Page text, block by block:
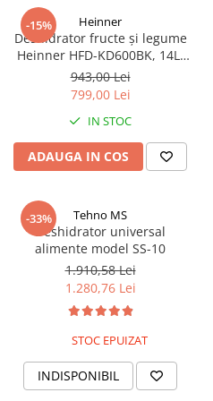
Piese si consumabile pentru
MOTOCOSITORI
Plantatoare + Semanatori
Scarificatoare
Fierastraie electrice
Freze de zapada
Freze si carote
Generatoare
Masini de slefuit
Macarale si electopalane
Masini de tencuit
Masini de taiat placi ceramice /
gresie / faianta / parchet
Masini de canelat
Menghine
Motoare termice
Convectoare
Purificatoare aer
Radiatoare
Sobe pe gaz
Ventilatoare Industriale
Deshidratoare
Dozatoare de apa
Espressoare, cafetiere si rasnite
Fiare de calcat / Mese pentru
Forme de prajituri
Hote
Hote Decorative
-15% Heinner
Deshidrator fructe și legume
Heinner HFD-KD600BK, 14L,
Temporizator și Control
Temperatură, 550-650W, 6
tavi inox, functie UV, display
LED, timer, interval 35-75°C
943,00 Lei
799,00 Lei
IN STOC
ADAUGA IN COS
-33% Tehno MS
Deshidrator universal
alimente model SS-10
1.910,58 Lei
1.280,76 Lei
STOC EPUIZAT
INDISPONIBIL